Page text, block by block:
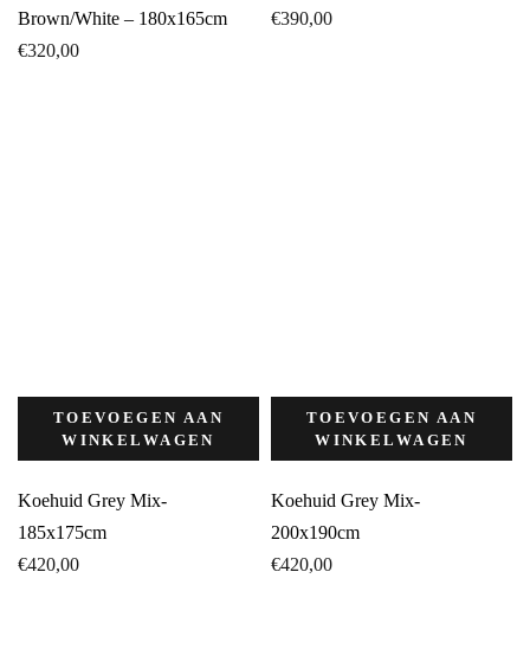
Brown/White – 180x165cm
€320,00
€390,00
TOEVOEGEN AAN
WINKELWAGEN
Koehuid Grey Mix-
185x175cm
€420,00
TOEVOEGEN AAN
WINKELWAGEN
Koehuid Grey Mix-
200x190cm
€420,00